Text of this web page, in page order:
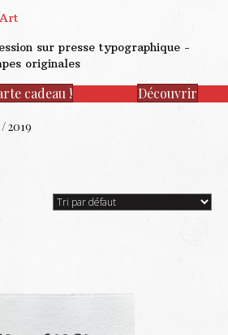
sur presse typographique -
originales
cadeau ! Découvrir
2019